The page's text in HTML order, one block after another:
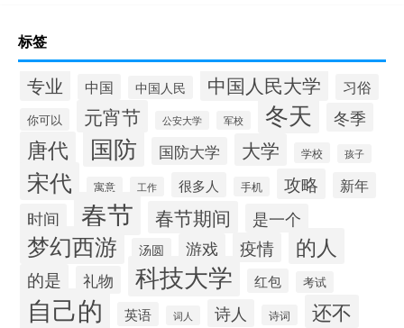
标签
专业 中国 中国人民 中国人民大学 习俗
你可以 元宵节 公安大学 军校 冬天 冬季
唐代 国防 国防大学 大学 学校 孩子
宋代 寓意 工作 很多人 手机 攻略 新年
时间 春节 春节期间 是一个
梦幻西游 汤圆 游戏 疫情 的人
的是 礼物 科技大学 红包 考试
自己的 英语 词人 诗人 诗词 还不